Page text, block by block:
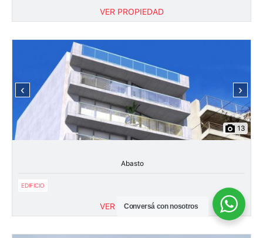
VER PROPIEDAD
‹ ›
13
Abasto
EDIFICIO
VER PROPIEDAD
Conversá con nosotros